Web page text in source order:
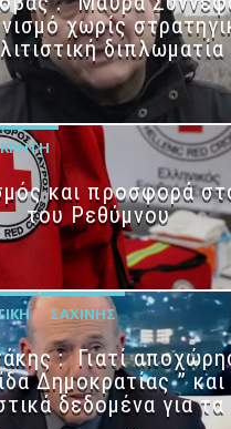
χωρίς
διπλωματία
ΚΡΉΤΗ
και προσφορά
του Ρεθύμνου
ΣΑΧΊΝΗΣ
: Γιατί
Δημοκρατίας ”
δεδομένα για